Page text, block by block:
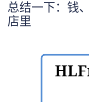
总结一下：钱
店里